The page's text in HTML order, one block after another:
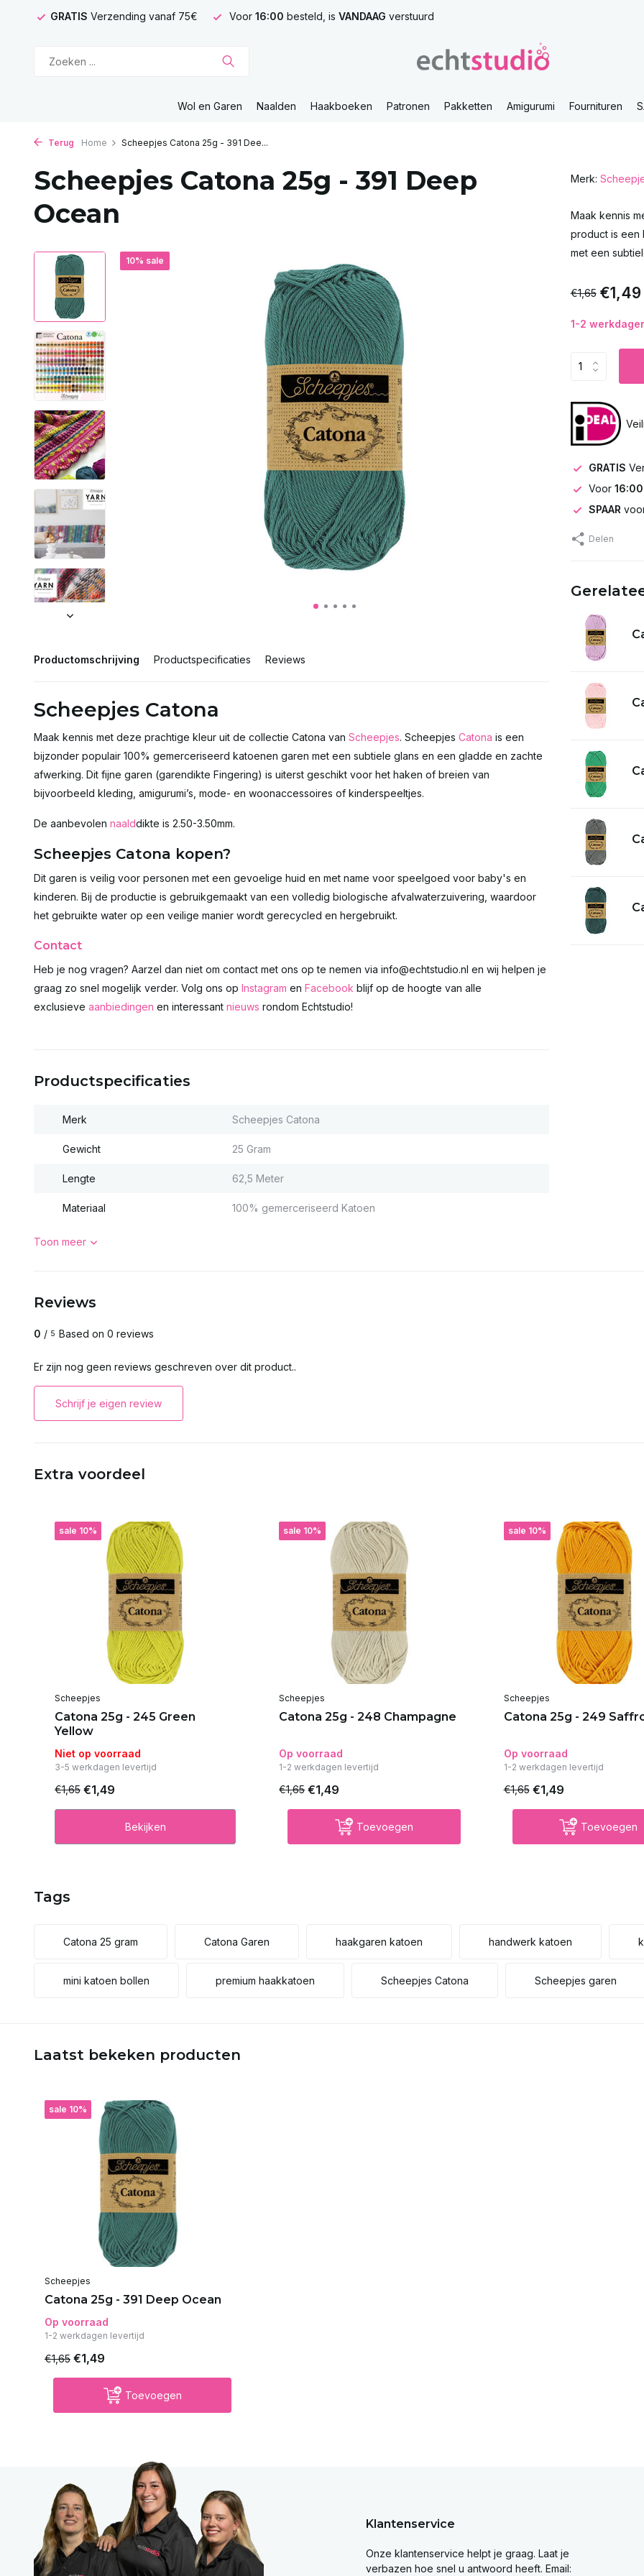
GRATIS Verzending vanaf 75€ Voor 16:00 besteld, is VANDAAG verstuurd
Wol en Garen Naalden Haakboeken Patronen Pakketten Amigurumi Fournituren
Terug Home Scheepjes Catona 25g - 391 Dee...
Scheepjes Catona 25g - 391 Deep
Ocean
10% sale
Productomschrijving Productspecificaties Reviews
Scheepjes Catona
Maak kennis met deze prachtige kleur uit de collectie Catona van Scheepjes. Scheepjes Catona is een
bijzonder populair 100% gemerceriseerd katoenen garen met een subtiele glans en een gladde en zachte
afwerking. Dit fijne garen (garendikte Fingering) is uiterst geschikt voor het haken of breien van
bijvoorbeeld kleding, amigurumi’s, mode- en woonaccessoires of kinderspeeltjes.
De aanbevolen naalddikte is 2.50-3.50mm.
Scheepjes Catona kopen?
Dit garen is veilig voor personen met een gevoelige huid en met name voor speelgoed voor baby's en
kinderen. Bij de productie is gebruikgemaakt van een volledig biologische afvalwaterzuivering, waardoor
het gebruikte water op een veilige manier wordt gerecycled en hergebruikt.
Contact
Heb je nog vragen? Aarzel dan niet om contact met ons op te nemen via info@echtstudio.nl en wij helpen je
graag zo snel mogelijk verder. Volg ons op Instagram en Facebook blijf op de hoogte van alle
exclusieve aanbiedingen en interessant nieuws rondom Echtstudio!
Productspecificaties
Merk Scheepjes Catona
Gewicht 25 Gram
Lengte 62,5 Meter
Materiaal 100% gemerceriseerd Katoen
Toon meer
Merk:
Maak kennis
product is een
met een
€1,65 €1,49
1-2
GRATIS
Voor 16:00
SPAAR
Delen
Reviews
0 / 5 Based on 0 reviews
Er zijn nog geen reviews geschreven over dit product..
Schrijf je eigen review
Extra voordeel
sale 10%
Scheepjes
Catona 25g - 245 Green
Yellow
Niet op voorraad
3-5 werkdagen levertijd
€1,65 €1,49
Bekijken
sale 10%
Scheepjes
Catona 25g - 248 Champagne
Op voorraad
1-2 werkdagen levertijd
€1,65 €1,49
Toevoegen
sale 10%
Scheepjes
Catona 25g - 249
Op voorraad
1-2 werkdagen levertijd
€1,65 €1,49
Toevoegen
Tags
Catona 25 gram Catona Garen haakgaren katoen handwerk katoen
mini katoen bollen premium haakkatoen Scheepjes Catona Scheepjes garen
Laatst bekeken producten
sale 10%
Scheepjes
Catona 25g - 391 Deep Ocean
Op voorraad
1-2 werkdagen levertijd
€1,65 €1,49
Toevoegen
Klantenservice
Onze klantenservice helpt je graag. Laat je
verbazen hoe snel u antwoord heeft. Email: